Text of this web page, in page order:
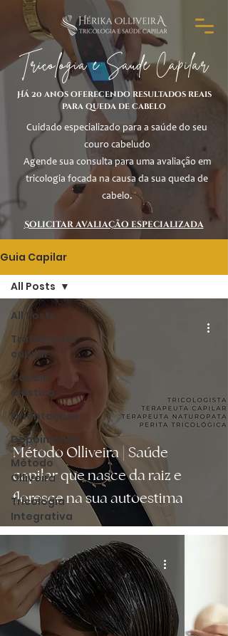
Tricologia e Saúde Capilar
Há 20 anos oferecendo resultados reais
para queda de cabelo
Cuidado especializado para a saúde do seu
couro cabeludo
Agende sua consulta para uma avaliação em
tricologia focada na causa da sua queda de
cabelo.
Solicitar avaliação especializada
Guia Capilar
All Posts
Tratamento
capilar
Cabelo
elástico
Orientações
Depoimento
Método
Olliveira
Tricologia
Integrativa
All Posts
Método Olliveira | Saúde
capilar que nasce da raiz e
floresce na sua autoestima